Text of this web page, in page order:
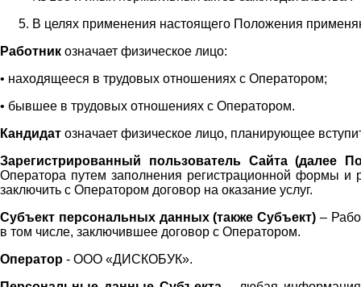
В целях применения настоящего Положения
Работник означает физическое лицо:
• находящееся в трудовых отношениях с Оператором;
• бывшее в трудовых отношениях с Оператором.
Кандидат означает физическое лицо, планирующее
Зарегистрированный пользователь Сайта (далее
Оператора путем заполнения регистрационной формы и
заключить с Оператором договор на оказание услуг.
Субъект персональных данных (также Субъект) –
в том числе, заключившее договор с Оператором.
Оператор - ООО «ДИСКОБУК».